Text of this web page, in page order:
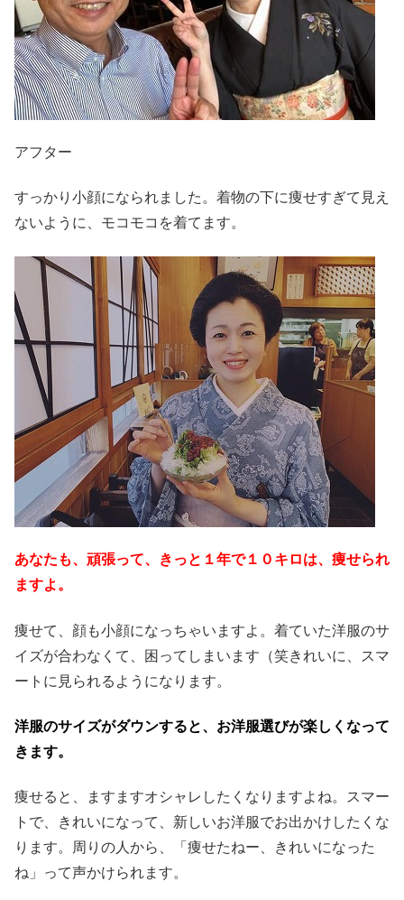
アフター
すっかり小顔になられました。着物の下に痩せすぎて見え
ないように、モコモコを着てます。
あなたも、頑張って、きっと１年で１０キロは、痩せられ
ますよ。
痩せて、顔も小顔になっちゃいますよ。着ていた洋服のサ
イズが合わなくて、困ってしまいます（笑きれいに、スマ
ートに見られるようになります。
洋服のサイズがダウンすると、お洋服選びが楽しくなって
きます。
痩せると、ますますオシャレしたくなりますよね。スマー
トで、きれいになって、新しいお洋服でお出かけしたくな
ります。周りの人から、「痩せたねー、きれいになった
ね」って声かけられます。